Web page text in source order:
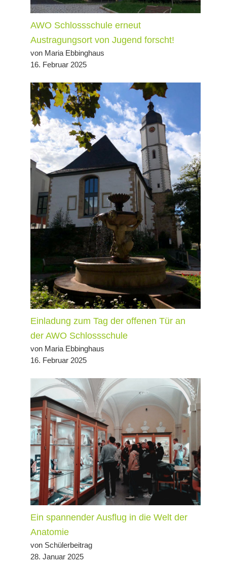
AWO Schlossschule erneut
Austragungsort von Jugend forscht!
von Maria Ebbinghaus
16. Februar 2025
Einladung zum Tag der offenen Tür an
der AWO Schlossschule
von Maria Ebbinghaus
16. Februar 2025
Ein spannender Ausflug in die Welt der
Anatomie
von Schülerbeitrag
28. Januar 2025